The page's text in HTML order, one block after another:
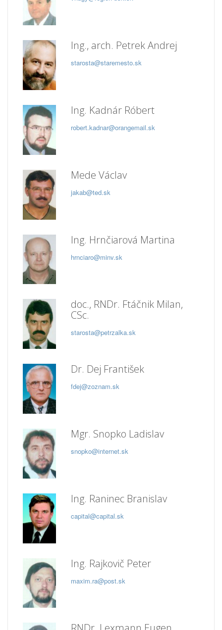
Ing., arch. Petrek Andrej
starosta@staremesto.sk
Ing. Kadnár Róbert
robert.kadnar@orangemail.sk
Mede Václav
jakab@ted.sk
Ing. Hrnčiarová Martina
hrnciaro@minv.sk
doc., RNDr. Ftáčnik Milan,
CSc.
starosta@petrzalka.sk
Dr. Dej František
fdej@zoznam.sk
Mgr. Snopko Ladislav
snopko@internet.sk
Ing. Raninec Branislav
capital@capital.sk
Ing. Rajkovič Peter
maxim.ra@post.sk